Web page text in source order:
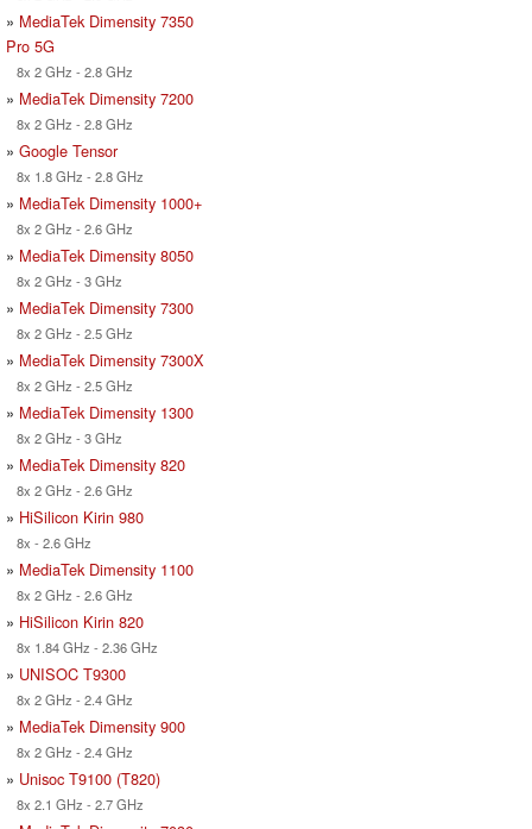
» MediaTek Dimensity 7350
Pro 5G
8x 2 GHz - 2.8 GHz
» MediaTek Dimensity 7200
8x 2 GHz - 2.8 GHz
» Google Tensor
8x 1.8 GHz - 2.8 GHz
» MediaTek Dimensity 1000+
8x 2 GHz - 2.6 GHz
» MediaTek Dimensity 8050
8x 2 GHz - 3 GHz
» MediaTek Dimensity 7300
8x 2 GHz - 2.5 GHz
» MediaTek Dimensity 7300X
8x 2 GHz - 2.5 GHz
» MediaTek Dimensity 1300
8x 2 GHz - 3 GHz
» MediaTek Dimensity 820
8x 2 GHz - 2.6 GHz
» HiSilicon Kirin 980
8x - 2.6 GHz
» MediaTek Dimensity 1100
8x 2 GHz - 2.6 GHz
» HiSilicon Kirin 820
8x 1.84 GHz - 2.36 GHz
» UNISOC T9300
8x 2 GHz - 2.4 GHz
» MediaTek Dimensity 900
8x 2 GHz - 2.4 GHz
» Unisoc T9100 (T820)
8x 2.1 GHz - 2.7 GHz